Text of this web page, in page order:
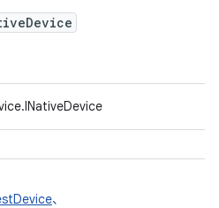
、